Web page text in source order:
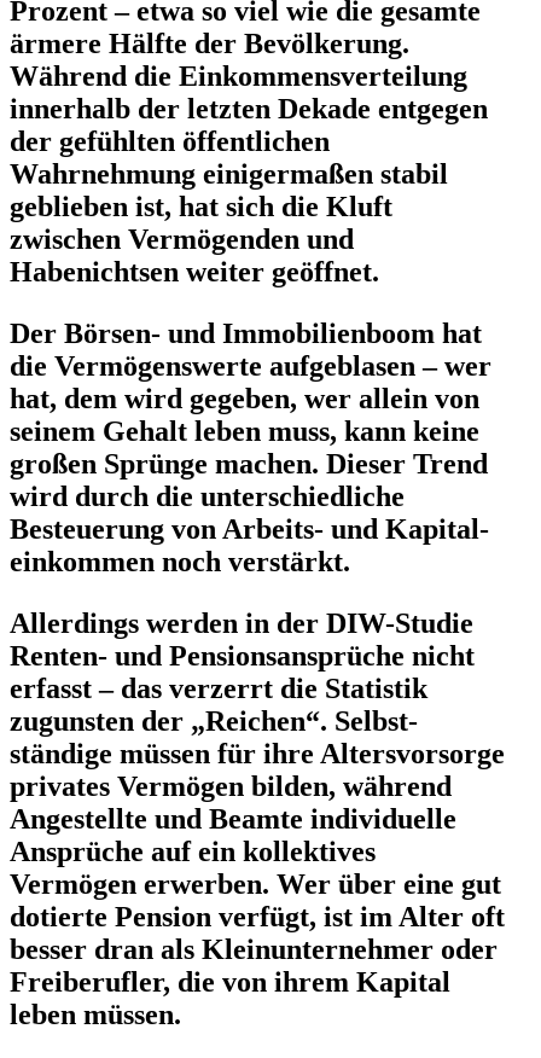
Prozent – etwa so viel wie die gesamte
ärmere Hälfte der Bevöl­kerung.
Während die Einkom­mens­ver­teilung
innerhalb der letzten Dekade entgegen
der gefühlten öffent­lichen
Wahrnehmung einiger­maßen stabil
geblieben ist, hat sich die Kluft
zwischen Vermö­genden und
Habenichtsen weiter geöffnet.
Der Börsen- und Immobi­li­enboom hat
die Vermö­gens­werte aufge­blasen – wer
hat, dem wird gegeben, wer allein von
seinem Gehalt leben muss, kann keine
großen Sprünge machen. Dieser Trend
wird durch die unter­schied­liche
Besteuerung von Arbeits- und Kapital­
ein­kommen noch verstärkt.
Aller­dings werden in der DIW-Studie
Renten- und Pensi­ons­an­sprüche nicht
erfasst – das verzerrt die Statistik
zugunsten der „Reichen“. Selbst­
ständige müssen für ihre Alters­vor­sorge
privates Vermögen bilden, während
Angestellte und Beamte indivi­duelle
Ansprüche auf ein kollek­tives
Vermögen erwerben. Wer über eine gut
dotierte Pension verfügt, ist im Alter oft
besser dran als Klein­un­ter­nehmer oder
Freibe­rufler, die von ihrem Kapital
leben müssen.